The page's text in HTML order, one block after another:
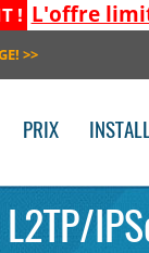
! L'offre
>>
PRIX